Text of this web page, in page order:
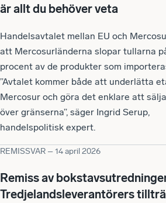
är allt du behöver veta
Handelsavtalet mellan EU och
att Mercosurländerna slopar tullarna
procent av de produkter som
”Avtalet kommer både att underlätta
Mercosur och göra det enklare att
över gränserna”, säger Ingrid Serup,
handelspolitisk expert.
REMISSVAR –14 april 2026
Remiss av
Tredjelandsleverantörers